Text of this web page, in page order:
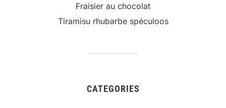
Fraisier au chocolat
Tiramisu rhubarbe spéculoos
CATEGORIES